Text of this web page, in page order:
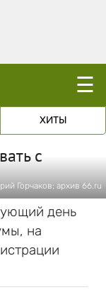
☰
ХИТЫ
с
Горчаков; архив 66.ru
день
на